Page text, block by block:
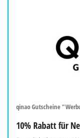
qinao Gutscheine
10% Rabatt für